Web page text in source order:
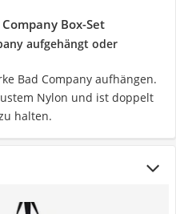
Box-Set
aufgehängt oder
Bad Company aufhängen.
Nylon und ist doppelt
halten.